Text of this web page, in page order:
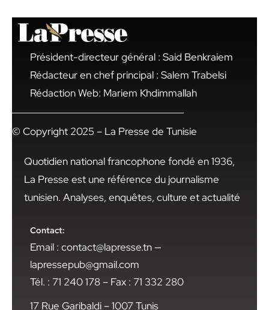
Président-directeur général : Said Benkraiem
Rédacteur en chef principal : Salem Trabelsi
Rédaction Web: Mariem Khdimmallah
© Copyright 2025 – La Presse de Tunisie
Quotidien national francophone fondé en 1936,
La Presse est une référence du journalisme
tunisien. Analyses, enquêtes, culture et actualité
Contact:
Email : contact@lapresse.tn —
lapressepub@gmail.com
Tél. : 71 240 178 – Fax : 71 332 280
17 Rue Garibaldi – 1007 Tunis